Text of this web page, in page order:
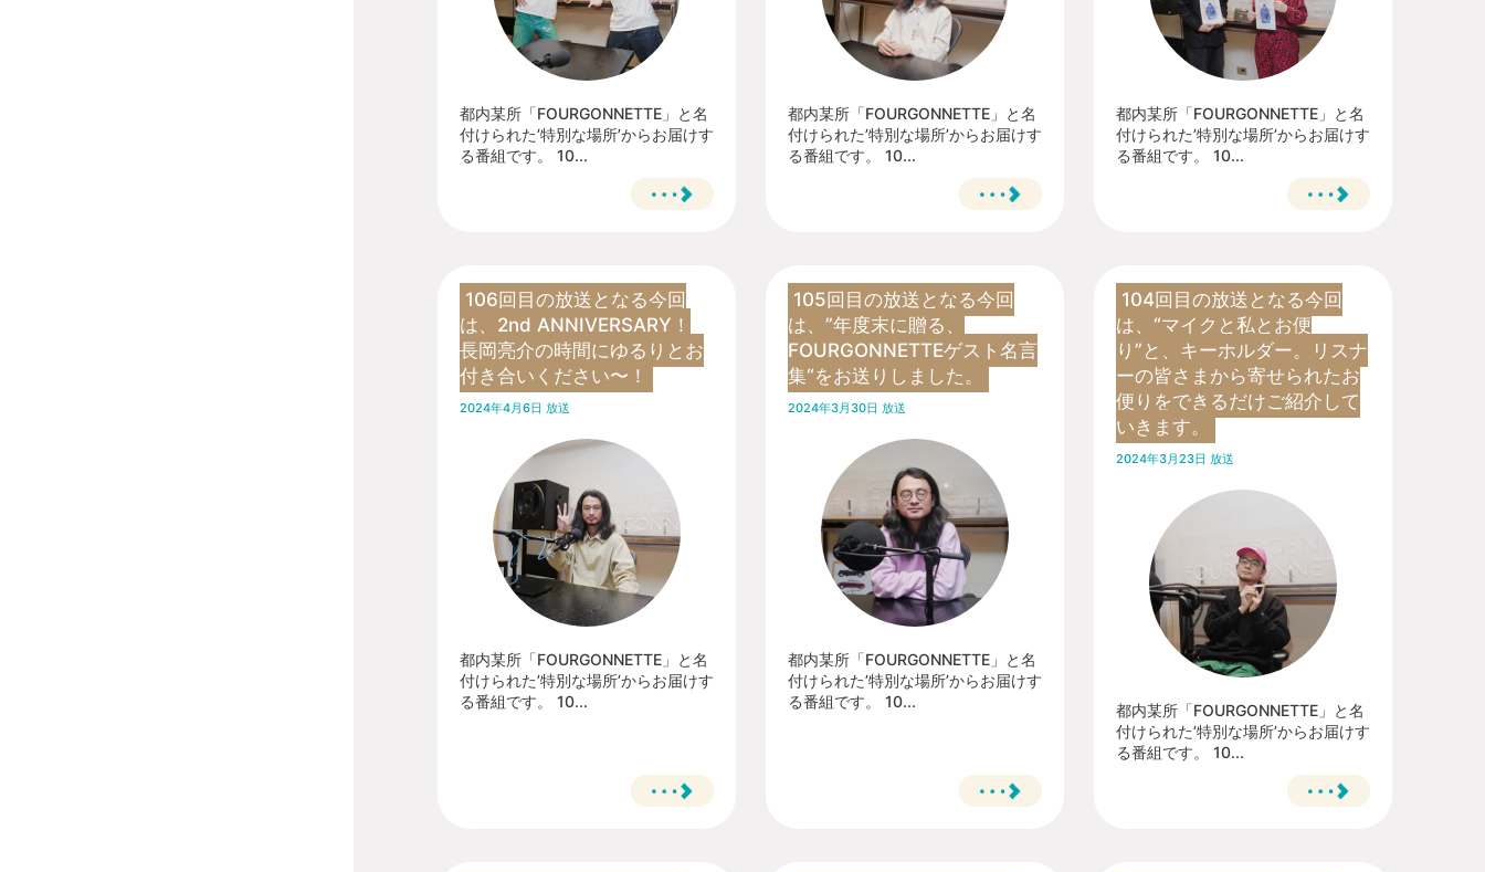
都内某所「FOURGONNETTE」と名
付けられた’特別な場所’からお届けす
る番組です。 10...
都内某所「FOURGONNETTE」と名
付けられた’特別な場所’からお届けす
る番組です。 10...
都内某所「FOURGONNETTE」と名
付けられた’特別な場所’からお届けす
る番組です。 10...
106回目の放送となる今回
は、2nd ANNIVERSARY！
長岡亮介の時間にゆるりとお
付き合いください〜！
2024年4月6日 放送
都内某所「FOURGONNETTE」と名
付けられた’特別な場所’からお届けす
る番組です。 10...
105回目の放送となる今回
は、”年度末に贈る、
FOURGONNETTEゲスト名言
集“をお送りしました。
2024年3月30日 放送
都内某所「FOURGONNETTE」と名
付けられた’特別な場所’からお届けす
る番組です。 10...
104回目の放送となる今回
は、“マイクと私とお便
り”と、キーホルダー。リスナ
ーの皆さまから寄せられたお
便りをできるだけご紹介して
いきます。
2024年3月23日 放送
都内某所「FOURGONNETTE」と名
付けられた’特別な場所’からお届けす
る番組です。 10...